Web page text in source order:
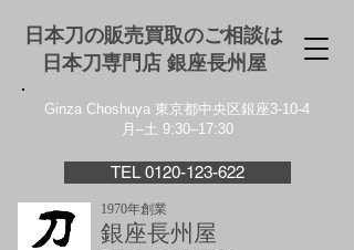
日本刀の販売買取のご相談は
日本刀専門店 銀座⻑州屋
Ginza Choshuya 東京都中央区銀座3-10-4
月–土 9:30–17:30
TEL 0120-123-622
1970年創業
銀座長州屋